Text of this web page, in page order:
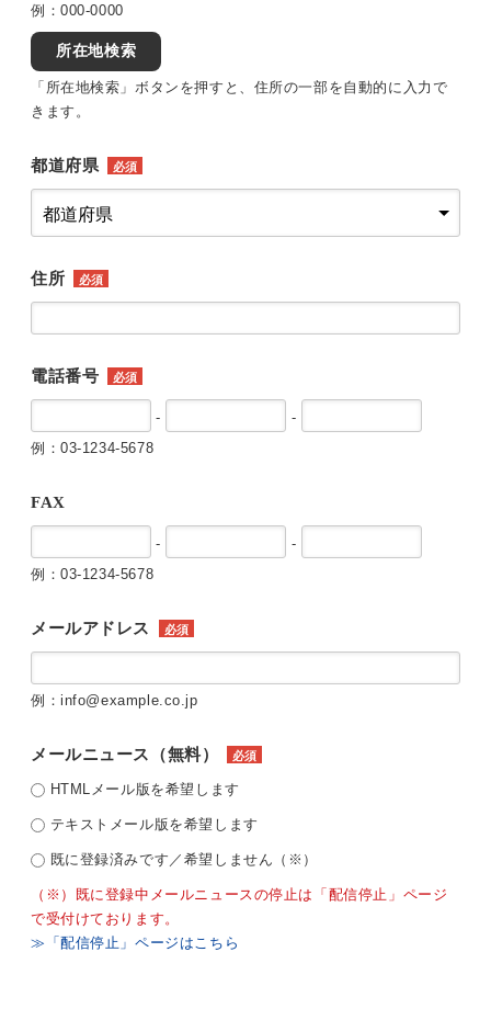
例：000-0000
所在地検索
「所在地検索」ボタンを押すと、住所の一部を自動的に入力で
きます。
都道府県 必須
住所 必須
電話番号 必須
-
-
例：03-1234-5678
FAX
-
-
例：03-1234-5678
メールアドレス 必須
例：info@example.co.jp
メールニュース（無料） 必須
HTMLメール版を希望します
テキストメール版を希望します
既に登録済みです／希望しません（※）
（※）既に登録中メールニュースの停止は「配信停止」ページ
で受付けております。
≫「配信停止」ページはこちら